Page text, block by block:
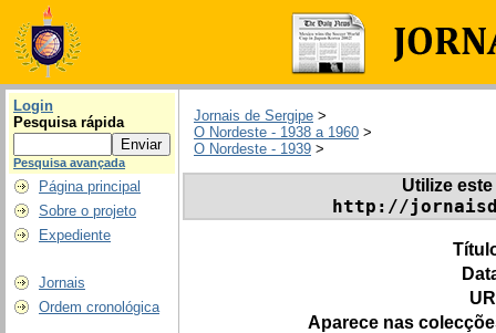
Login
Pesquisa rápida
Pesquisa avançada
Página principal
Sobre o projeto
Expediente
Jornais
Ordem cronológica
Jornais de Sergipe >
O Nordeste - 1938 a 1960 >
O Nordeste - 1939 >
Utilize
http://
Aparece nas